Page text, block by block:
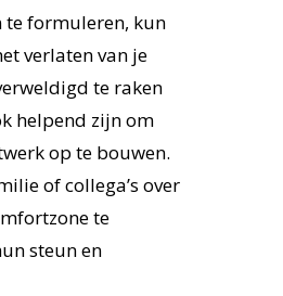
formuleren, kun
verlaten van je
te raken
helpend zijn om
op te bouwen.
of collega’s over
te
steun en